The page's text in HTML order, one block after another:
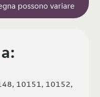
possono variare
10151, 10152,